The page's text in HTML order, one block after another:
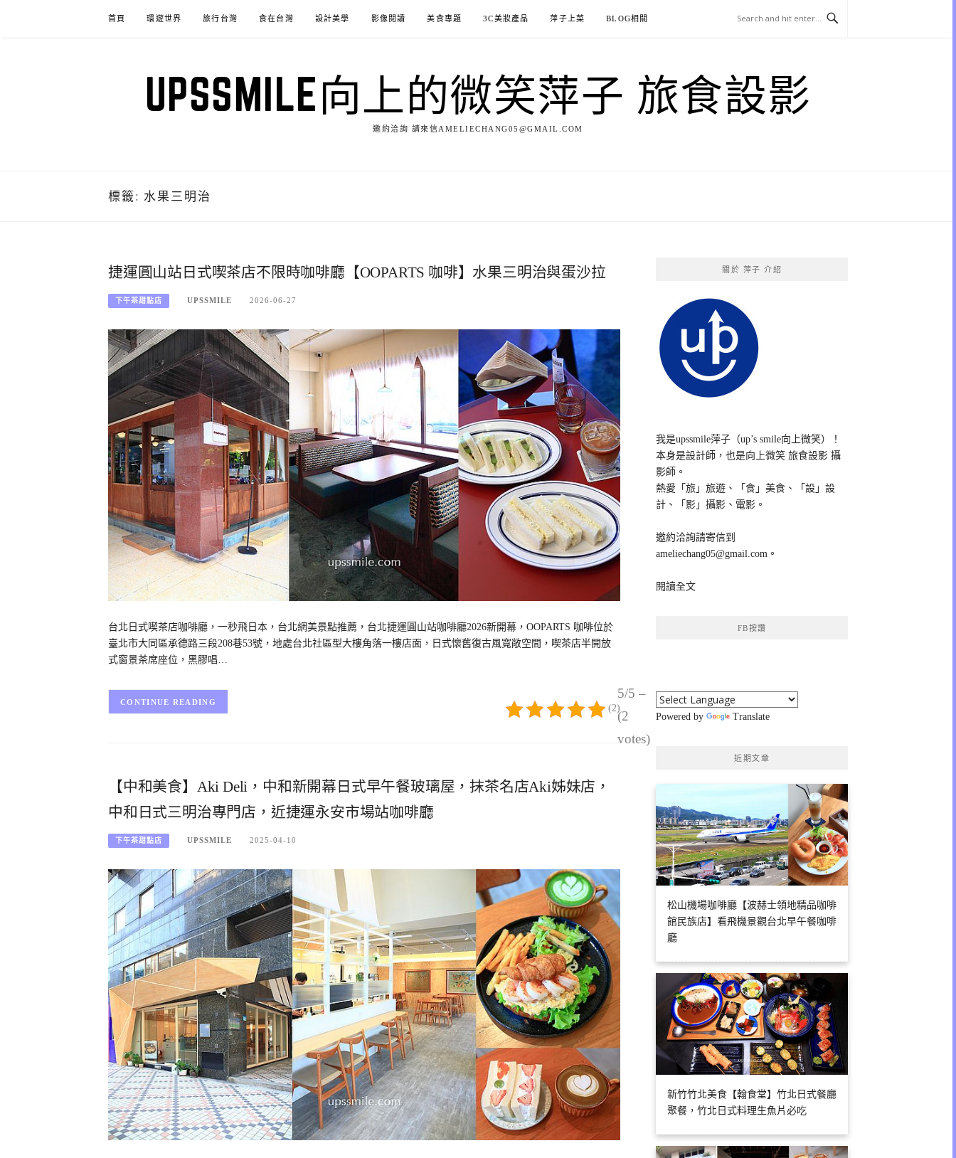
首頁 環遊世界 旅行台灣 食在台灣 設計美學 影像閱讀 美食專題 3C美妝產品 萍子上菜 BLOG相關
UPSSMILE向上的微笑萍子 旅食設影
邀約洽詢 請來信AMELIECHANG05@GMAIL.COM
標籤: 水果三明治
捷運圓山站日式喫茶店不限時咖啡廳【OOPARTS 咖啡】水果三明治與蛋沙拉
下午茶甜點店 UPSSMILE 2026-06-27
台北日式喫茶店咖啡廳，一秒飛日本，台北網美景點推薦，台北捷運圓山站咖啡廳2026新開幕，OOPARTS 咖啡位於
臺北市大同區承德路三段208巷53號，地處台北社區型大樓角落一樓店面，日式懷舊復古風寬敞空間，喫茶店半開放
式窗景茶席座位，黑膠唱…
5/5 –
(2
votes)
(2)
CONTINUE READING
【中和美食】Aki Deli，中和新開幕日式早午餐玻璃屋，抹茶名店Aki姊妹店，
中和日式三明治專門店，近捷運永安市場站咖啡廳
下午茶甜點店 UPSSMILE 2025-04-10
關於 萍子 介紹
我是upssmile萍子（up’s smile向上微笑）！
本身是設計師，也是向上微笑 旅食設影 攝
影師。
熱愛「旅」旅遊、「食」美食、「設」設
計、「影」攝影、電影。
邀約洽詢請寄信到
ameliechang05@gmail.com。
閱讀全文
FB按讚
Powered by Translate
近期文章
松山機場咖啡廳【波赫士領地精品咖啡
館民族店】看飛機景觀台北早午餐咖啡
廳
新竹竹北美食【翰食堂】竹北日式餐廳
聚餐，竹北日式料理生魚片必吃